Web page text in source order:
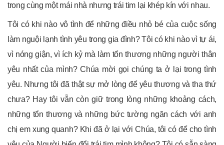
trong cùng một mái nhà nhưng trái tim lại khép kín với nhau.
Tôi có khi nào vô tình để những điều nhỏ bé của cuộc sống
làm nguội lạnh tình yêu trong gia đình? Tôi có khi nào vì tự ái,
vì nóng giận, vì ích kỷ mà làm tổn thương những người thân
yêu nhất của mình? Chúa mời gọi chúng ta ở lại trong tình
yêu. Nhưng tôi đã thật sự mở lòng để yêu thương và tha thứ
chưa? Hay tôi vẫn còn giữ trong lòng những khoảng cách,
những tổn thương và những bức tường ngăn cách với anh
chị em xung quanh? Khi đã ở lại với Chúa, tôi có để cho tình